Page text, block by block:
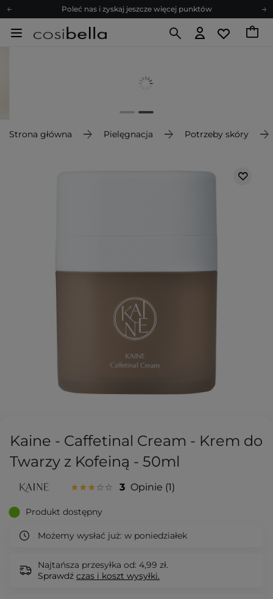
Poleć nas i zyskaj jeszcze więcej punktów
Zapisz się na newsletter pełen porad
Poleć nas i zyskaj jeszcze więcej punktów
Strona główna Pielęgnacja Potrzeby skóry
Kaine - Caffetinal Cream - Krem do
Twarzy z Kofeiną - 50ml
3 Opinie 1
Produkt dostępny
Możemy wysłać już: w poniedziałek
Najtańsza przesyłka od: 4,99 zł.
Sprawdź czas i koszt wysyłki.